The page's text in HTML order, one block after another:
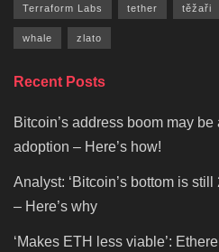
Terraform Labs tether těžaři
whale zlato
Recent Posts
Bitcoin’s address boom may
adoption – Here’s how!
Analyst: ‘Bitcoin’s bottom is
– Here’s why
‘Makes ETH less viable’: